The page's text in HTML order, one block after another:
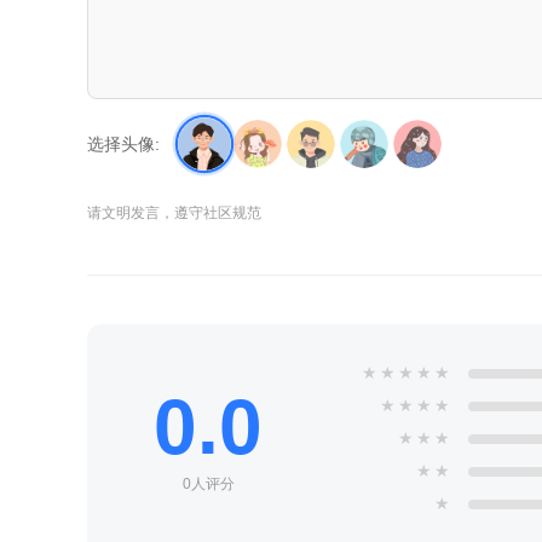
选择头像:
请文明发言，遵守社区规范
0.0
0人评分
★ ★ ★ ★ ★
★ ★ ★ ★
★ ★ ★
★ ★
★